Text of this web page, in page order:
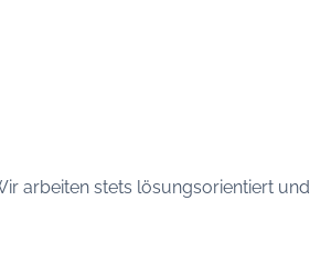
arbeiten stets lösungsorientiert und